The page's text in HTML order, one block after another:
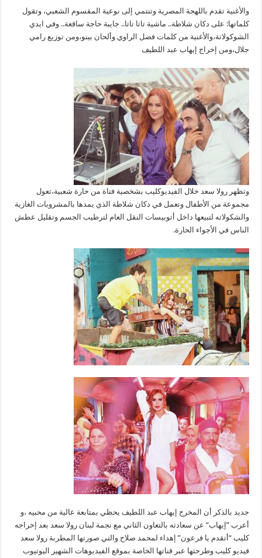
والأغنية تقدم باللهجة المصرية وتنتمي إلى نوعية المقسوم الشعبي، وتقول
كلماتها: على دكان شلاطة.. ماشية تاتا تاتا.. جايبة حاجة ساقعة.. وفي ايدي
الشوكولاتة،والأغنية من كلمات فضل الراوي وألحان بينو،ومن توزيع رامي
جلال،ومن إخراج إيهاب عبد اللطيف
وتظهر رولا سعد خلال الفيديوكليب بشخصية فتاة من حارة شعبية،تعول
مجموعة من الأطفال وتعمل في دكان شلاطة الذي يمدها بالمشروبات الغازية
والشكولاته لتبيعها داخل أتوبيسات النقل العام لترطيب الجسم وتقليل عطش
الناس في الأجواء الحارة.
جديد بالذكر أن المخرج إيهاب عبد اللطيف يحظي بمتابعة عالية من محبيه ،و
أعرب ”إيهاب“ عن سعادته بالتعاون الثاني مع نجمة لبنان رولا سعد بعد إخراجه
كليب “أتقدم يا فرعون” إهداء لمحمد صلاح والتي صورتها المطربة رولا سعد
فيديو كليب وطرحتها عبر قناتها الخاصة بموقع الفيديوهات الشهير اليوتيوب